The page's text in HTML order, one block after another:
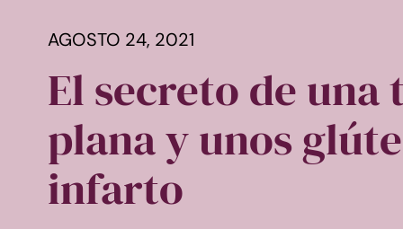
AGOSTO 24, 2021
El secreto de
plana y unos
infarto